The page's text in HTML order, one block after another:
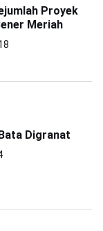
Proyek
Meriah
Digranat